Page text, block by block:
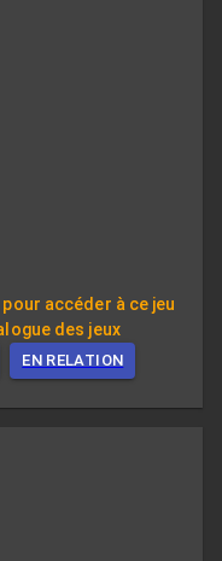
accéder à ce jeu
des jeux
EN RELATION